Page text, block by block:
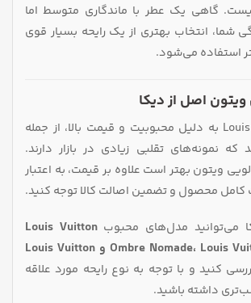
گاهی یک عطر با ماندگاری متوسط اما
انتخاب بهتری از یک رایحه بسیار قوی
استفاده می‌شود.
اصل از دیکا
عطرهای Louis Vuitton به دلیل محبوبیت و قیمت بالا، از جمله
نمونه‌های تقلبی زیادی در بازار دارند.
ویتون بهتر است علاوه بر قیمت، به اعتبار
کامل محصول و تضمین اصالت کالا توجه کنید.
می‌توانید مدل‌های محبوبLouis Vuitton
Ombre Nomade، Louis Vuitton Imagination و Louis Vuitton
کنید و با توجه به نوع رایحه مورد علاقه
داشته باشید.